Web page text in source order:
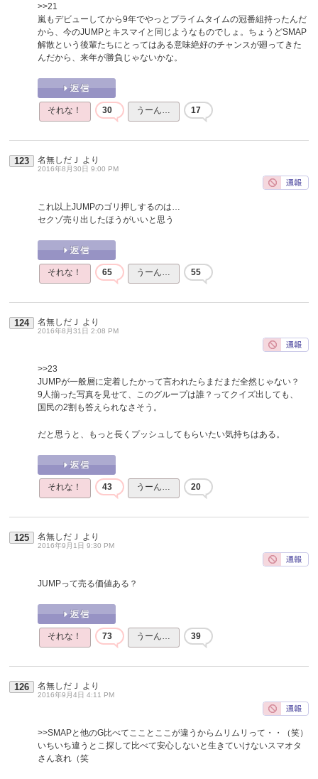
>>21
嵐もデビューしてから9年でやっとプライムタイムの冠番組持ったんだ
から、今のJUMPとキスマイと同じようなものでしょ。ちょうどSMAP
解散という後輩たちにとってはある意味絶好のチャンスが廻ってきた
んだから、来年が勝負じゃないかな。
それな！ 30 うーん… 17
123 名無しだＪ より
2016年8月30日 9:00 PM
これ以上JUMPのゴリ押しするのは…
セクゾ売り出したほうがいいと思う
それな！ 65 うーん… 55
124 名無しだＪ より
2016年8月31日 2:08 PM
>>23
JUMPが一般層に定着したかって言われたらまだまだ全然じゃない？
9人揃った写真を見せて、このグループは誰？ってクイズ出しても、
国民の2割も答えられなさそう。
だと思うと、もっと長くプッシュしてもらいたい気持ちはある。
それな！ 43 うーん… 20
125 名無しだＪ より
2016年9月1日 9:30 PM
JUMPって売る価値ある？
それな！ 73 うーん… 39
126 名無しだＪ より
2016年9月4日 4:11 PM
>>SMAPと他のG比べてこことここが違うからムリムリって・・（笑）
いちいち違うとこ探して比べて安心しないと生きていけないスマオタ
さん哀れ（笑